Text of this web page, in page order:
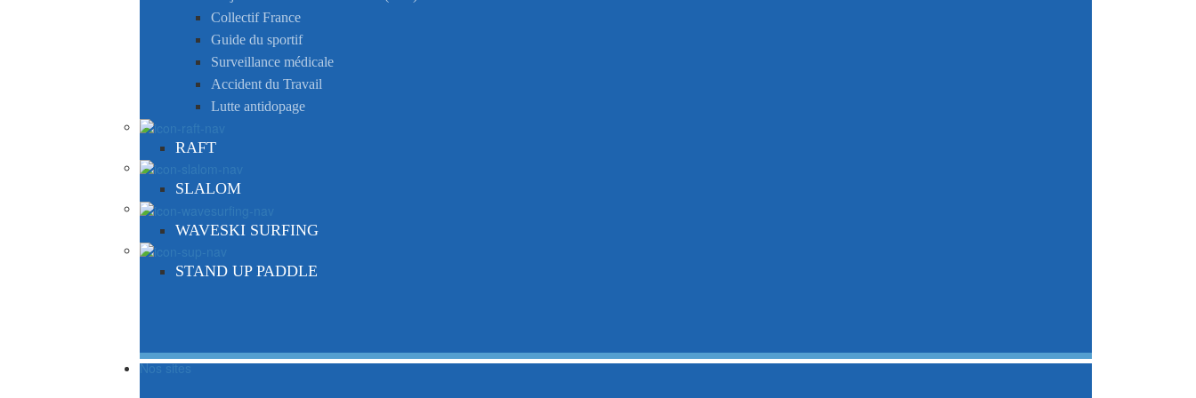
Collectif France
Guide du sportif
Surveillance médicale
Accident du Travail
Lutte antidopage
RAFT
SLALOM
WAVESKI SURFING
STAND UP PADDLE
Nos sites